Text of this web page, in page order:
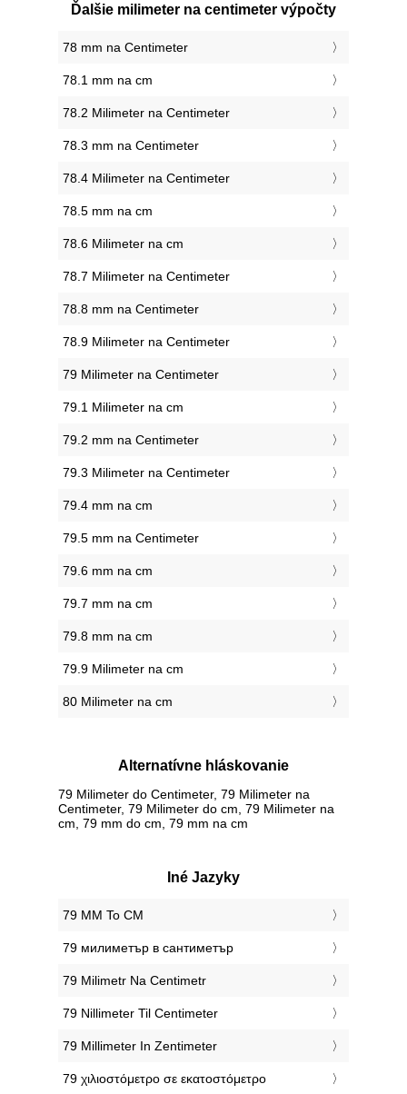
Ďalšie milimeter na centimeter výpočty
78 mm na Centimeter
78.1 mm na cm
78.2 Milimeter na Centimeter
78.3 mm na Centimeter
78.4 Milimeter na Centimeter
78.5 mm na cm
78.6 Milimeter na cm
78.7 Milimeter na Centimeter
78.8 mm na Centimeter
78.9 Milimeter na Centimeter
79 Milimeter na Centimeter
79.1 Milimeter na cm
79.2 mm na Centimeter
79.3 Milimeter na Centimeter
79.4 mm na cm
79.5 mm na Centimeter
79.6 mm na cm
79.7 mm na cm
79.8 mm na cm
79.9 Milimeter na cm
80 Milimeter na cm
Alternatívne hláskovanie
79 Milimeter do Centimeter, 79 Milimeter na
Centimeter, 79 Milimeter do cm, 79 Milimeter na
cm, 79 mm do cm, 79 mm na cm
Iné Jazyky
‎79 MM To CM
‎79 милиметър в сантиметър
‎79 Milimetr Na Centimetr
‎79 Nillimeter Til Centimeter
‎79 Millimeter In Zentimeter
‎79 χιλιοστόμετρο σε εκατοστόμετρο